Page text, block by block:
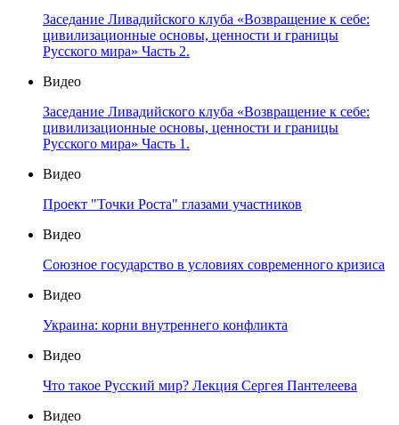
Заседание Ливадийского клуба «Возвращение к себе:
цивилизационные основы, ценности и границы
Русского мира» Часть 2.
Видео
Заседание Ливадийского клуба «Возвращение к себе:
цивилизационные основы, ценности и границы
Русского мира» Часть 1.
Видео
Проект "Точки Роста" глазами участников
Видео
Союзное государство в условиях современного кризиса
Видео
Украина: корни внутреннего конфликта
Видео
Что такое Русский мир? Лекция Сергея Пантелеева
Видео